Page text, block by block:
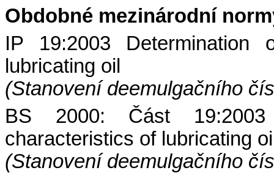
Obdobné mezinárodní
IP 19:2003
Determination
lubricating oil
(Stanovení deemulgačního
BS 2000: Část 19:2003
characteristics of lubricating
(Stanovení deemulgačního